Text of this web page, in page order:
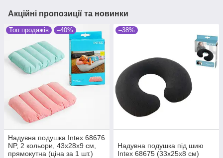
Акційні пропозиції та новинки
Топ продажів –40%
Надувна подушка Intex 68676
NP, 2 кольори, 43х28х9 см,
прямокутна (ціна за 1 шт.)
–38%
Надувна подушка під шию
Intex 68675 (33х25х8 см)